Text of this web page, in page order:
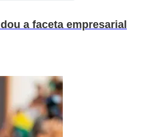
a faceta empresarial